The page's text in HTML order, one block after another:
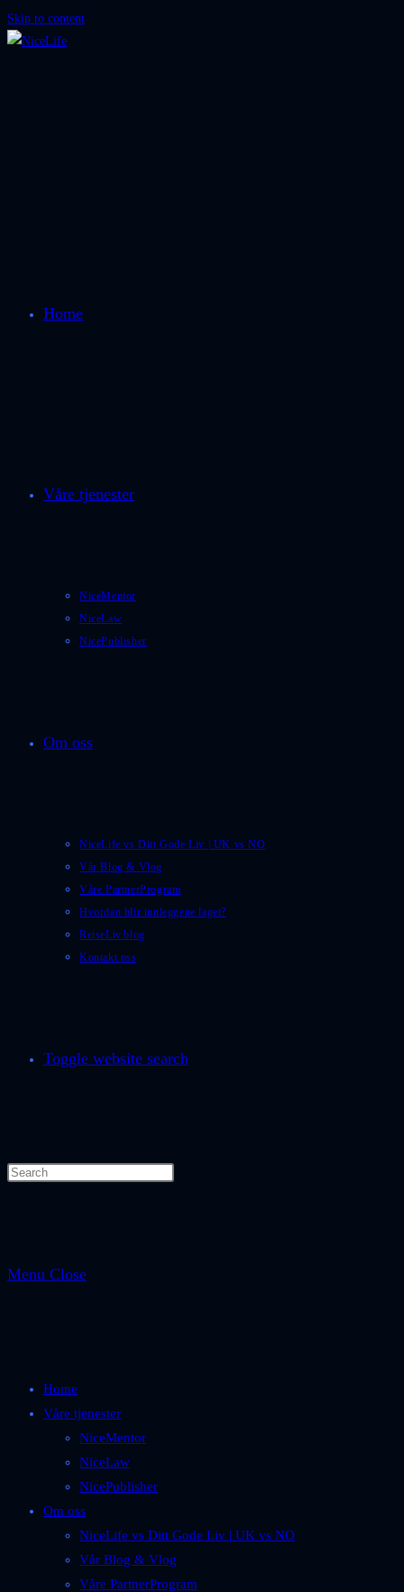
Skip to content
Home
Våre tjenester
NiceMentor
NiceLaw
NicePublisher
Om oss
NiceLife vs Ditt Gode Liv | UK vs NO
Vår Blog & Vlog
Våre PartnerProgram
Hvordan blir innleggene laget?
ReiseLiv.blog
Kontakt oss
Toggle website search
Menu Close
Home
Våre tjenester
NiceMentor
NiceLaw
NicePublisher
Om oss
NiceLife vs Ditt Gode Liv | UK vs NO
Vår Blog & Vlog
Våre PartnerProgram